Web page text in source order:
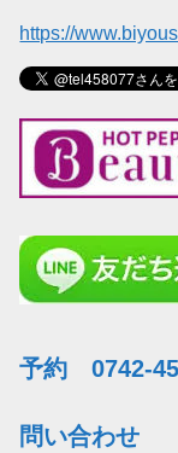
https://
予約 0742-
問い合わせ